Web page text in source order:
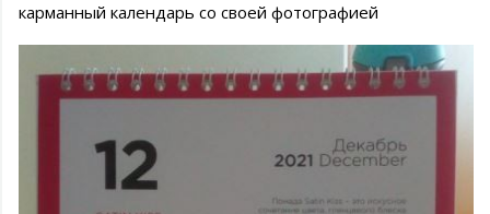
карманный календарь со своей фотографией